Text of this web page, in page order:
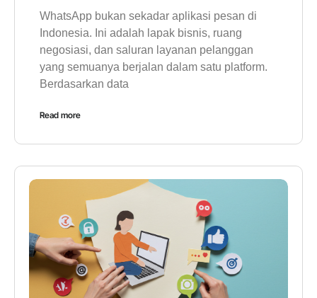
WhatsApp bukan sekadar aplikasi pesan di
Indonesia. Ini adalah lapak bisnis, ruang
negosiasi, dan saluran layanan pelanggan
yang semuanya berjalan dalam satu platform.
Berdasarkan data
Read more